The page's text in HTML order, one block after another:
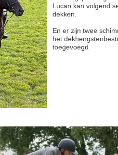
Lucan kan volgend
dekken.
En er zijn twee
het
toegevoegd.